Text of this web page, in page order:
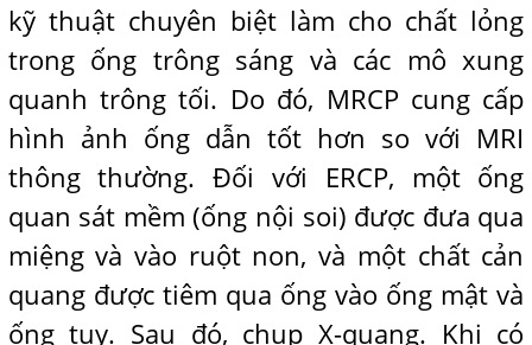
kỹ thuật chuyên biệt làm cho chất lỏng
trong ống trông sáng và các mô xung
quanh trông tối. Do đó, MRCP cung cấp
hình ảnh ống dẫn tốt hơn so với MRI
thông thường. Đối với ERCP, một ống
quan sát mềm (ống nội soi) được đưa qua
miệng và vào ruột non, và một chất cản
quang được tiêm qua ống vào ống mật và
ống tụy. Sau đó, chụp X-quang. Khi có